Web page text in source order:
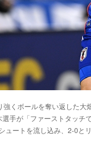
強くボールを奪い返した
手が「ファーストタッ
ュートを流し込み、2-0と